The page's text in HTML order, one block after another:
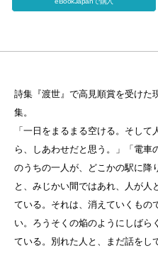
詩集『渡世』で高見順賞を受けた
集。
「一日をまるまる空ける。そし
ら、しあわせだと思う。」「電車
のうちの一人が、どこかの駅に降
と、みじかい間ではあれ、人が人
ている。それは、消えていくもの
い。ろうそくの焔のようにしばら
ている。別れた人と、まだ話をし